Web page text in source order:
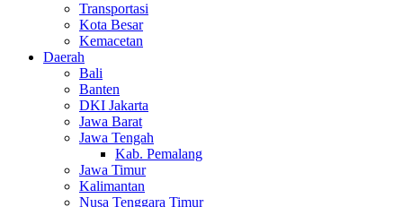
Transportasi
Kota Besar
Kemacetan
Daerah
Bali
Banten
DKI Jakarta
Jawa Barat
Jawa Tengah
Kab. Pemalang
Jawa Timur
Kalimantan
Nusa Tenggara Timur